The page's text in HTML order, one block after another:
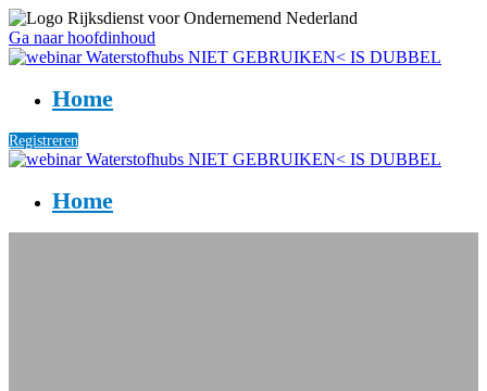
Ga naar hoofdinhoud
Home
Registreren
Home